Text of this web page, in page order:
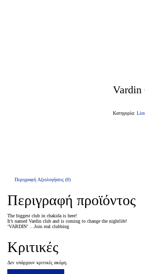
Vardin
Κατηγορία:
Περιγραφή Αξιολογήσεις (0)
Περιγραφή προϊόντος
The biggest club in chakida is here!
It’s named Vardin club and is coming to change the nightlife!
‘VARDIN’ …Join real clubbing
Κριτικές
Δεν υπάρχουν κριτικές ακόμη.